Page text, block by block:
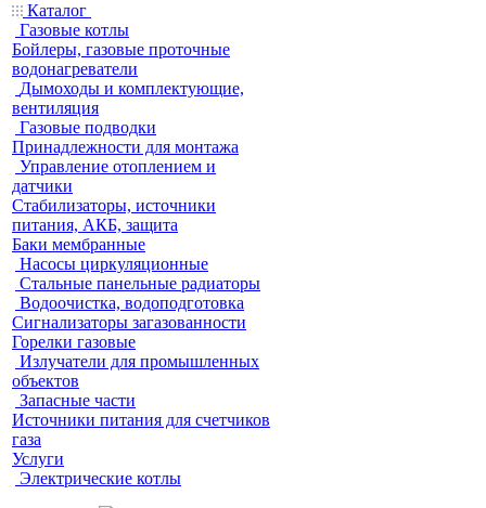
Каталог
Газовые котлы
Бойлеры, газовые проточные
водонагреватели
Дымоходы и комплектующие,
вентиляция
Газовые подводки
Принадлежности для монтажа
Управление отоплением и
датчики
Стабилизаторы, источники
питания, АКБ, защита
Баки мембранные
Насосы циркуляционные
Стальные панельные радиаторы
Водоочистка, водоподготовка
Сигнализаторы загазованности
Горелки газовые
Излучатели для промышленных
объектов
Запасные части
Источники питания для счетчиков
газа
Услуги
Электрические котлы